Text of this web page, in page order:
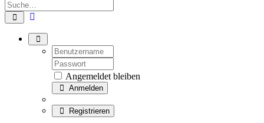
Angemeldet bleiben
Anmelden
Registrieren